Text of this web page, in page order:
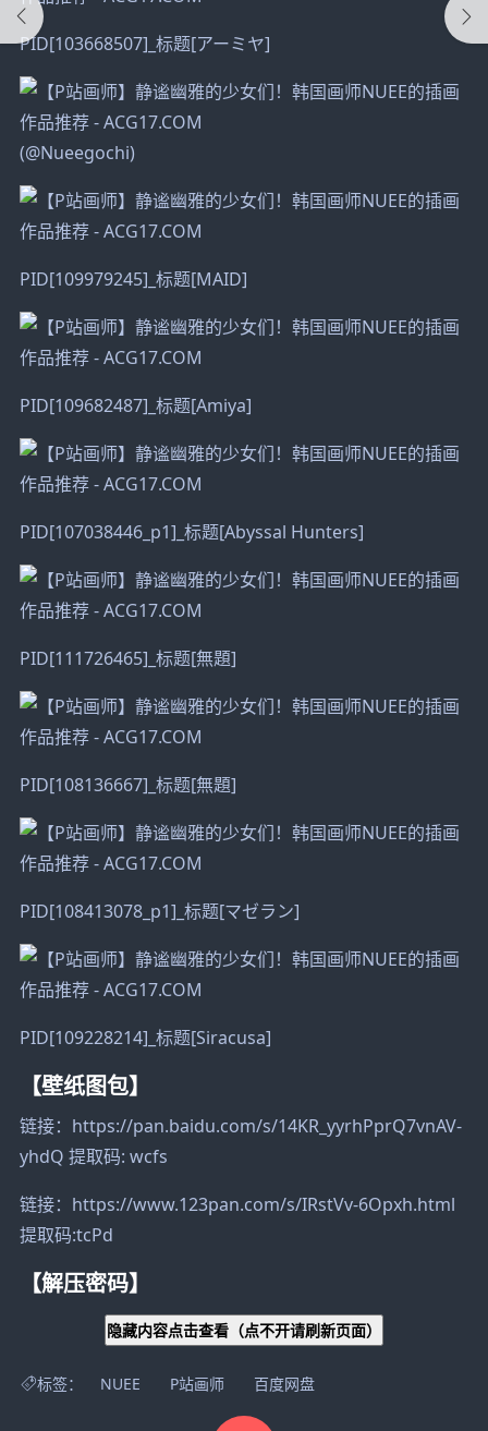
PID[103668507]_标题[アーミヤ]
(@Nueegochi)
PID[109979245]_标题[MAID]
PID[109682487]_标题[Amiya]
PID[107038446_p1]_标题[Abyssal Hunters]
PID[111726465]_标题[無題]
PID[108136667]_标题[無題]
PID[108413078_p1]_标题[マゼラン]
PID[109228214]_标题[Siracusa]
【壁纸图包】
链接：https://pan.baidu.com/s/14KR_yyrhPprQ7vnAV-
yhdQ 提取码: wcfs
链接：https://www.123pan.com/s/IRstVv-6Opxh.html
提取码:tcPd
【解压密码】
隐藏内容点击查看 （点不开请刷新页面）
标签： NUEE P站画师 百度网盘